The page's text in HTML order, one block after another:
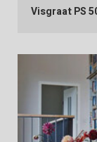
Visgraat PS